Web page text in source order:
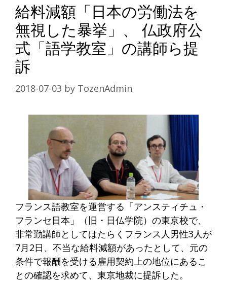
給料減額「日本の労働法を
無視した暴挙」、 仏政府公
式「語学教室」の講師ら提
訴
2018-07-03 by TozenAdmin
フランス語教室を運営する「アンスティチュ・
フランセ日本」（旧・日仏学院）の東京校で、
非常勤講師としてはたらくフランス人男性3人が
7月2日、不当な給料減額があったとして、元の
条件で報酬を受ける雇用契約上の地位にあるこ
との確認を求めて、東京地裁に提訴した。